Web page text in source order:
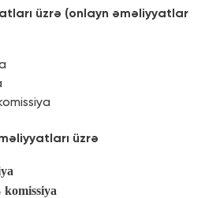
üzrə (onlayn əməliyyatlar
üzrə
komissiya